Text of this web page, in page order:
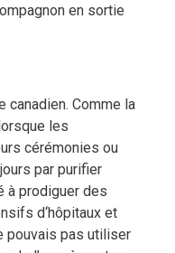
en sortie
canadien. Comme la
les
cérémonies ou
par purifier
à prodiguer des
d‘hôpitaux et
pouvais pas utiliser